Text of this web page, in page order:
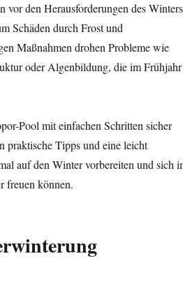
vor den Herausforderungen des
Schäden durch Frost und
Maßnahmen drohen Probleme wie
oder Algenbildung, die im Frühjahr
Pool mit einfachen Schritten sicher
praktische Tipps und eine leicht
auf den Winter vorbereiten und sich
freuen können.